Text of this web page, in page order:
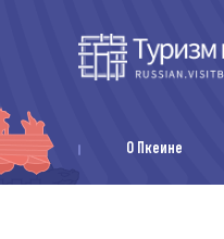
О Пкеине